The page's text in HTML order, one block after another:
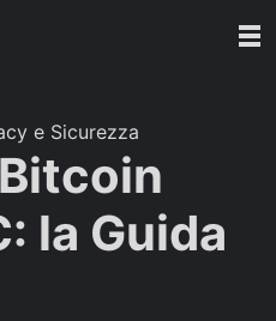
e Sicurezza
la Guida